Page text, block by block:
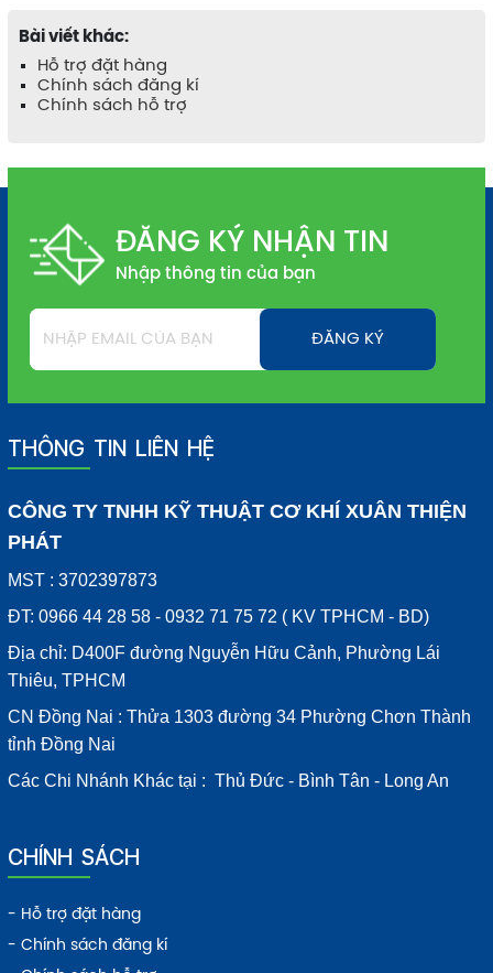
Bài viết khác:
Hỗ trợ đặt hàng
Chính sách đăng kí
Chính sách hỗ trợ
ĐĂNG KÝ NHẬN TIN
Nhập thông tin của bạn
THÔNG TIN LIÊN HỆ
CÔNG TY TNHH KỸ THUẬT CƠ KHÍ XUÂN THIỆN
PHÁT
MST : 3702397873
ĐT: 0966 44 28 58 - 0932 71 75 72 ( KV TPHCM - BD)
Địa chỉ: D400F đường Nguyễn Hữu Cảnh, Phường Lái
Thiêu, TPHCM
CN Đồng Nai : Thửa 1303 đường 34 Phường Chơn Thành
tỉnh Đồng Nai
Các Chi Nhánh Khác tại : Thủ Đức - Bình Tân - Long An
CHÍNH SÁCH
- Hỗ trợ đặt hàng
- Chính sách đăng kí